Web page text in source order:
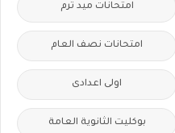
امتحانات ميد ترم
امتحانات نصف العام
اولى اعدادى
بوكليت الثانوية العامة